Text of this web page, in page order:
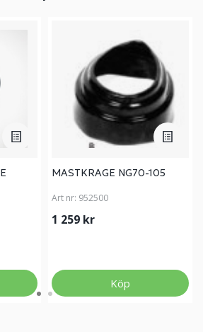
MASTKRAGE NG70-105
Art nr: 952500
1 259 kr
Köp